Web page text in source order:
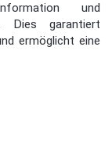
und
Dies garantiert
ermöglicht eine